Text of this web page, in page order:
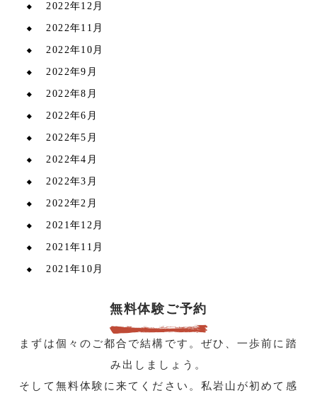
2022年12月
2022年11月
2022年10月
2022年9月
2022年8月
2022年6月
2022年5月
2022年4月
2022年3月
2022年2月
2021年12月
2021年11月
2021年10月
無料体験ご予約
まずは個々のご都合で結構です。ぜひ、一歩前に踏
み出しましょう。
そして無料体験に来てください。私岩山が初めて感